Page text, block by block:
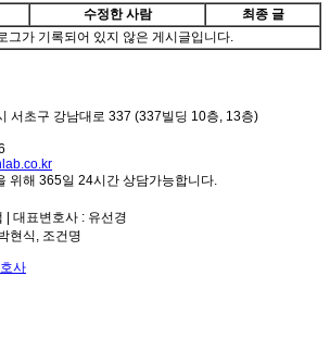
수정한 사람
최종 글
그가 기록되어 있지 않은 게시글입니다.
서초구 강남대로 337 (337빌딩 10층, 13층)
위해 365일 24시간 상담가능합니다.
| 대표변호사 : 유선경
현식, 조건명
사